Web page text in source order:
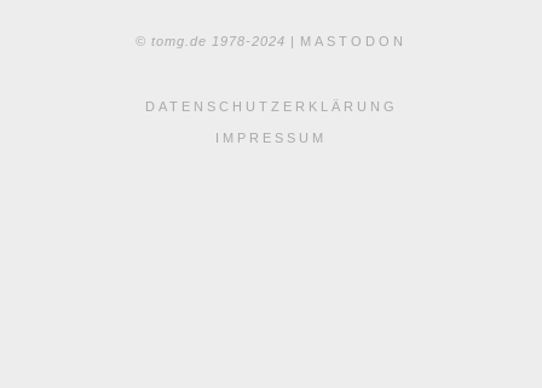
© tomg.de 1978-2024 | MASTODON
DATENSCHUTZERKLÄRUNG
IMPRESSUM